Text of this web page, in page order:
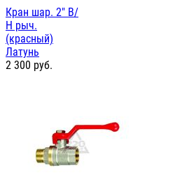
Кран шар. 2" В/
Н рыч.
(красный)
Латунь
2 300 руб.